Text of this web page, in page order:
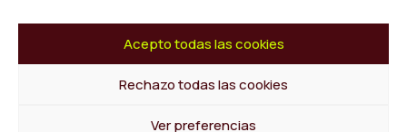
Acepto todas las cookies
Rechazo todas las cookies
Ver preferencias
Términos y Condiciones de Compra
Canal de Denuncias